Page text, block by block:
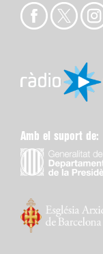
Amb el suport de: